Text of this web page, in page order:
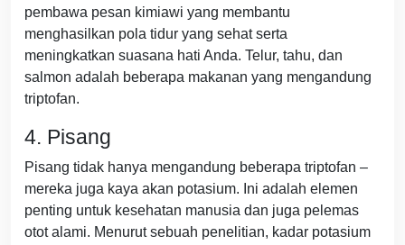
pembawa pesan kimiawi yang membantu
menghasilkan pola tidur yang sehat serta
meningkatkan suasana hati Anda. Telur, tahu, dan
salmon adalah beberapa makanan yang mengandung
triptofan.
4. Pisang
Pisang tidak hanya mengandung beberapa triptofan –
mereka juga kaya akan potasium. Ini adalah elemen
penting untuk kesehatan manusia dan juga pelemas
otot alami. Menurut sebuah penelitian, kadar potasium